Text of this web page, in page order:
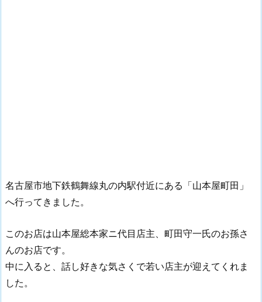
名古屋市地下鉄鶴舞線丸の内駅付近にある「山本屋町田」
へ行ってきました。
このお店は山本屋総本家ニ代目店主、町田守一氏のお孫さ
んのお店です。
中に入ると、話し好きな気さくで若い店主が迎えてくれま
した。